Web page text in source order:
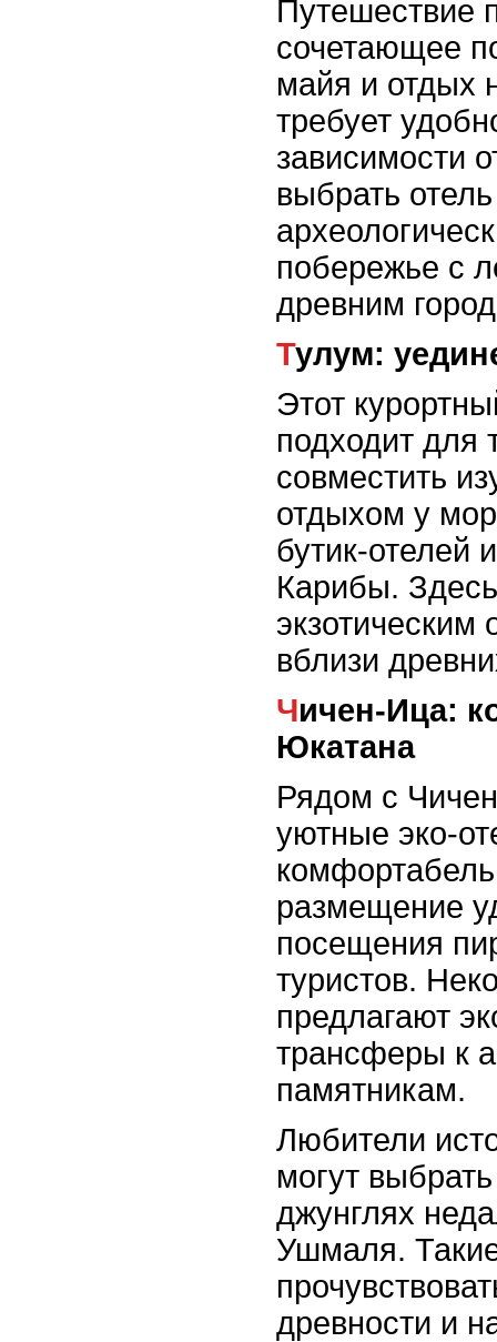
Путешествие
сочетающее
майя и отдых
требует
зависимости
выбрать
побережье с
древним
Тулум:
Этот
подходит для
совместить
отдыхом у
бутик-отелей
Карибы.
экзотическим
вблизи
Чичен-Ица: комфорт в сердце
Юкатана
Рядом с
уютные эко-
размещение
посещения
туристов.
предлагают
трансферы к
памятникам.
Любители
могут
джунглях
Ушмаля.
древности и